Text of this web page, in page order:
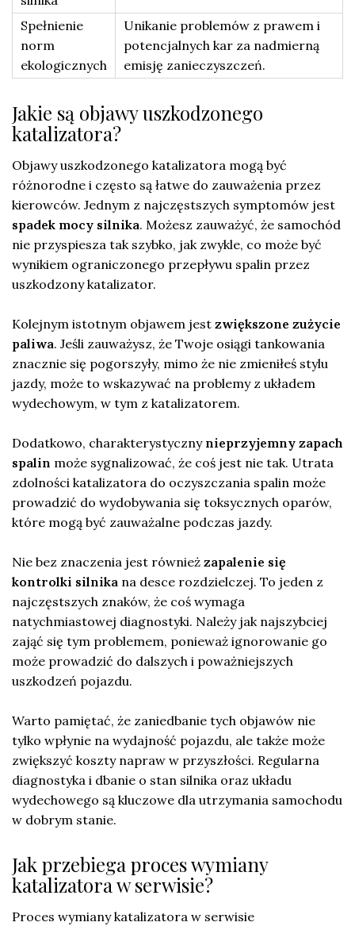
Spełnienie
norm
ekologicznych
Unikanie problemów z prawem i
potencjalnych kar za nadmierną
emisję zanieczyszczeń.
Jakie są objawy uszkodzonego
katalizatora?
Objawy uszkodzonego katalizatora mogą być
różnorodne i często są łatwe do zauważenia przez
kierowców. Jednym z najczęstszych symptomów jest
spadek mocy silnika. Możesz zauważyć, że samochód
nie przyspiesza tak szybko, jak zwykle, co może być
wynikiem ograniczonego przepływu spalin przez
uszkodzony katalizator.
Kolejnym istotnym objawem jest zwiększone zużycie
paliwa. Jeśli zauważysz, że Twoje osiągi tankowania
znacznie się pogorszyły, mimo że nie zmieniłeś stylu
jazdy, może to wskazywać na problemy z układem
wydechowym, w tym z katalizatorem.
Dodatkowo, charakterystyczny nieprzyjemny zapach
spalin może sygnalizować, że coś jest nie tak. Utrata
zdolności katalizatora do oczyszczania spalin może
prowadzić do wydobywania się toksycznych oparów,
które mogą być zauważalne podczas jazdy.
Nie bez znaczenia jest również zapalenie się
kontrolki silnika na desce rozdzielczej. To jeden z
najczęstszych znaków, że coś wymaga
natychmiastowej diagnostyki. Należy jak najszybciej
zająć się tym problemem, ponieważ ignorowanie go
może prowadzić do dalszych i poważniejszych
uszkodzeń pojazdu.
Warto pamiętać, że zaniedbanie tych objawów nie
tylko wpłynie na wydajność pojazdu, ale także może
zwiększyć koszty napraw w przyszłości. Regularna
diagnostyka i dbanie o stan silnika oraz układu
wydechowego są kluczowe dla utrzymania samochodu
w dobrym stanie.
Jak przebiega proces wymiany
katalizatora w serwisie?
Proces wymiany katalizatora w serwisie